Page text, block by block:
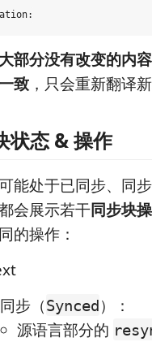
大部分没有改变的内
致 ，只会重新翻译
状态 & 操作
能处于已同步、同
会展示若干同步块
的操作：
步（Synced）：
源语言部分的